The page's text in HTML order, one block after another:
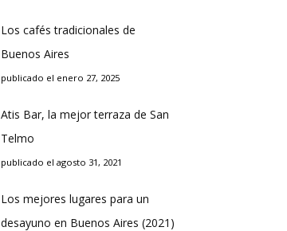
Los cafés tradicionales de
Buenos Aires
publicado el enero 27, 2025
Atis Bar, la mejor terraza de San
Telmo
publicado el agosto 31, 2021
Los mejores lugares para un
desayuno en Buenos Aires (2021)